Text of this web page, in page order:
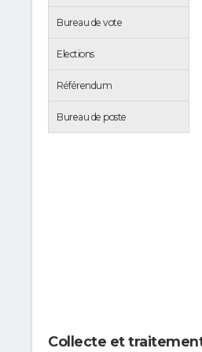
Bureau de vote
Elections
Référendum
Bureau de poste
Collecte et